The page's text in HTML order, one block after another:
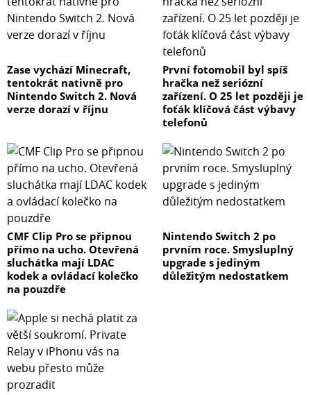
Zase vychází Minecraft,
tentokrát nativně pro
Nintendo Switch 2. Nová
verze dorazí v říjnu
První fotomobil byl spíš
hračka než seriózní
zařízení. O 25 let později je
foťák klíčová část výbavy
telefonů
CMF Clip Pro se připnou
přímo na ucho. Otevřená
sluchátka mají LDAC
kodek a ovládací kolečko
na pouzdře
Nintendo Switch 2 po
prvním roce. Smysluplný
upgrade s jediným
důležitým nedostatkem